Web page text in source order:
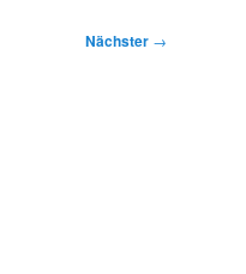
Nächster →